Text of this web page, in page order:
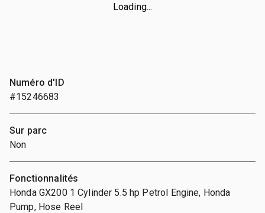
Loading...
Numéro d'ID
#15246683
Sur parc
Non
Fonctionnalités
Honda GX200 1 Cylinder 5.5 hp Petrol Engine, Honda
Pump, Hose Reel